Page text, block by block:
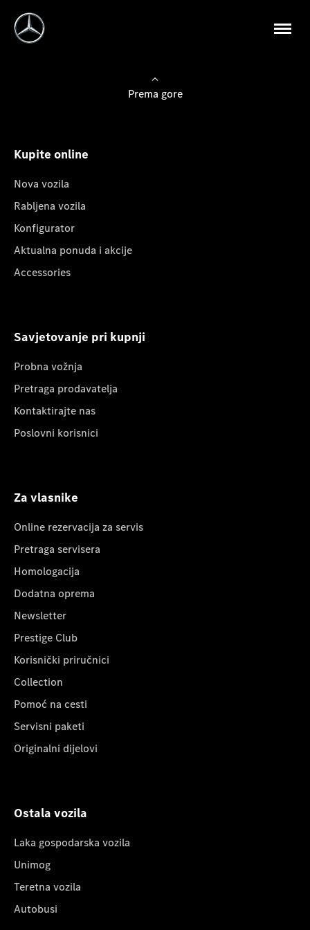
Prema gore
Kupite online
Nova vozila
Rabljena vozila
Konfigurator
Aktualna ponuda i akcije
Accessories
Savjetovanje pri kupnji
Probna vožnja
Pretraga prodavatelja
Kontaktirajte nas
Poslovni korisnici
Za vlasnike
Online rezervacija za servis
Pretraga servisera
Homologacija
Dodatna oprema
Newsletter
Prestige Club
Korisnički priručnici
Collection
Pomoć na cesti
Servisni paketi
Originalni dijelovi
Ostala vozila
Laka gospodarska vozila
Unimog
Teretna vozila
Autobusi